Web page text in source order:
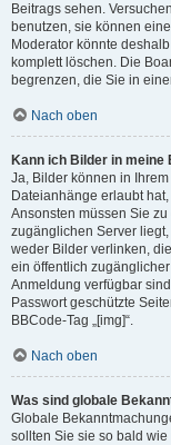
Beitrags sehen.
benutzen, sie können
Moderator könnte
komplett löschen. Die
begrenzen, die Sie in
Nach oben
Kann ich Bilder in meine
Ja, Bilder können in
Dateianhänge erlaubt
Ansonsten müssen Sie
zugänglichen Server
weder Bilder verlinken,
ein öffentlich
Anmeldung verfügbar
Passwort geschützte
BBCode-Tag „[img]“.
Nach oben
Was sind globale
Globale
sollten Sie sie so bald